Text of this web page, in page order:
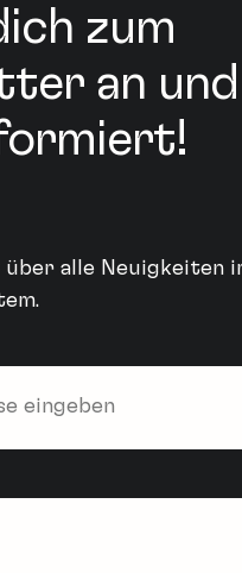
zum
an und
alle Neuigkeiten